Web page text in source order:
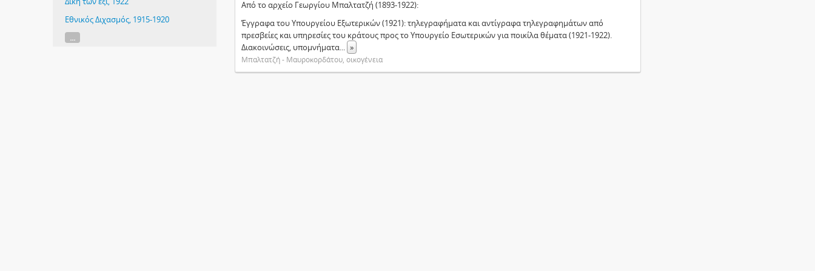
Εθνικός Διχασμός, 1915-1920
...
Από το αρχείο Γεωργίου Μπαλτατζή (1893-1922):
Έγγραφα του Υπουργείου Εξωτερικών (1921): τηλεγραφήματα και αντίγραφα τηλεγραφημάτων από
πρεσβείες και υπηρεσίες του κράτους προς το Υπουργείο Εσωτερικών για ποικίλα θέματα (1921-1922).
Διακοινώσεις, υπομνήματα... »
Μπαλτατζή - Μαυροκορδάτου, οικογένεια